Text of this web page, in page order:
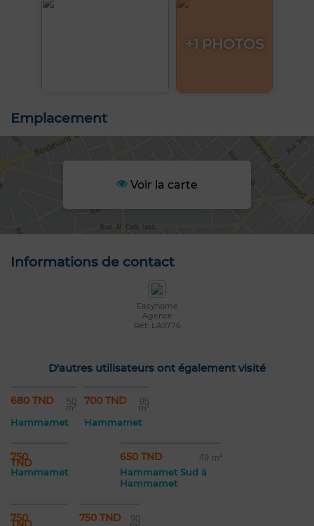
+1 PHOTOS
Emplacement
Voir la carte
Informations de contact
Easyhome
Agence
Réf: LA5776
D'autres utilisateurs ont également visité
680 TND 50
m²
Hammamet
700 TND 95
m²
Hammamet
750
TND
Hammamet
650 TND 49 m²
Hammamet Sud à
Hammamet
750 750 TND 90